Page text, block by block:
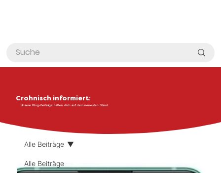
Crohnisch informiert:
Unsere Blog-Beiträge halten dich auf dem neuesten Stand
Alle Beiträge
Alle Beiträge